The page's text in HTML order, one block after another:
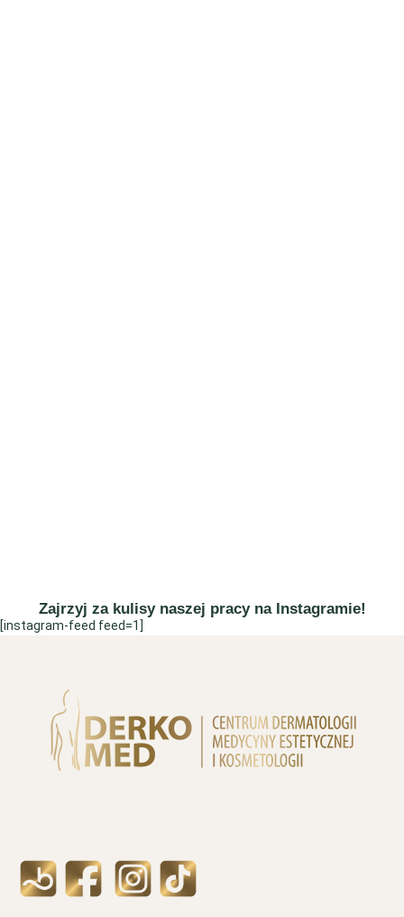
Zajrzyj za kulisy naszej pracy na Instagramie!
[instagram-feed feed=1]